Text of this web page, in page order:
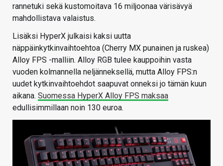
rannetuki sekä kustomoitava 16 miljoonaa värisävyä
mahdollistava valaistus.
Lisäksi HyperX julkaisi kaksi uutta
näppäinkytkinvaihtoehtoa (Cherry MX punainen ja ruskea)
Alloy FPS -malliin. Alloy RGB tulee kauppoihin vasta
vuoden kolmannella neljänneksellä, mutta Alloy FPS:n
uudet kytkinvaihtoehdot saapuvat onneksi jo tämän kuun
aikana. Suomessa HyperX Alloy FPS maksaa
edullisimmillaan noin 130 euroa.